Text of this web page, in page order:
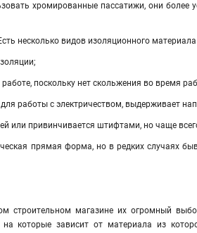
хромированные пассатижи, они более
несколько видов изоляционного материала
поскольку нет скольжения во время
работы с электричеством, выдерживает
или привинчивается штифтами, но чаще
прямая форма, но в редких случаях
строительном магазине их огромный
которые зависит от материала из